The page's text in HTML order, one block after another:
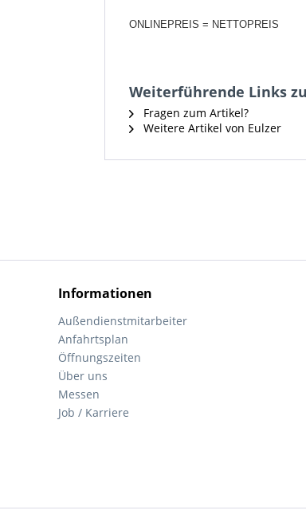
ONLINEPREIS = NETTOPREIS
Weiterführende Links
Fragen zum Artikel?
Weitere Artikel von Eulzer
Informationen
Außendienstmitarbeiter
Anfahrtsplan
Öffnungszeiten
Über uns
Messen
Job / Karriere